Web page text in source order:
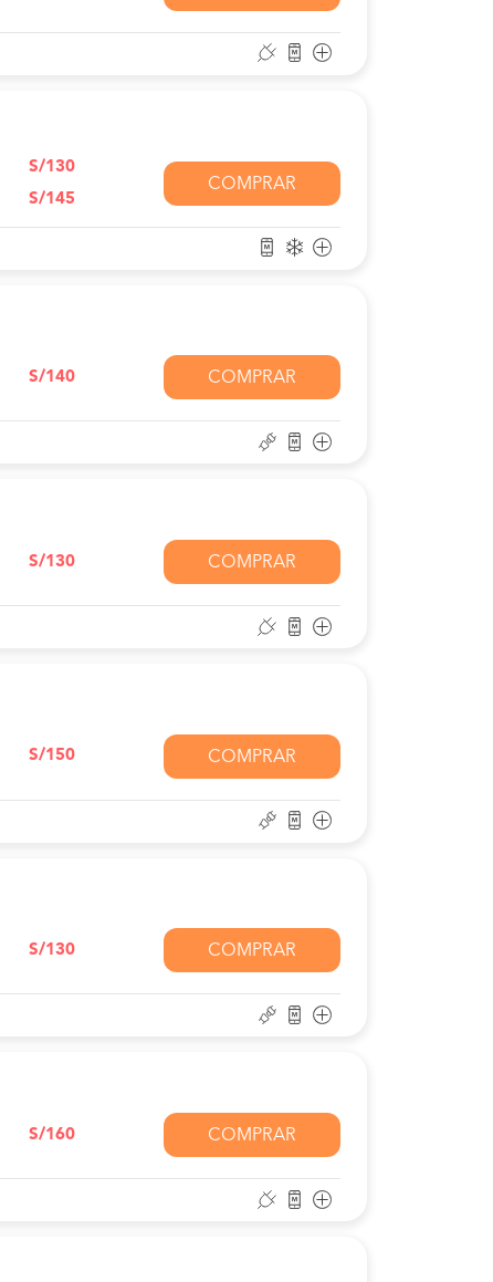
S/130
S/145
COMPRAR
S/140 COMPRAR
S/130 COMPRAR
S/150 COMPRAR
S/130 COMPRAR
S/160 COMPRAR